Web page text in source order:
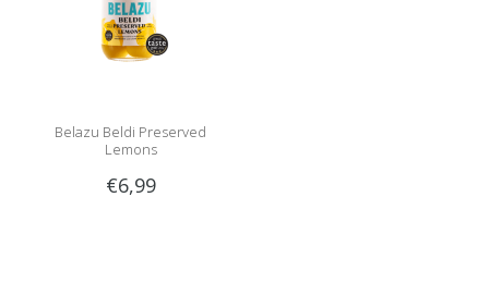
Belazu Beldi Preserved
Lemons
€6,99